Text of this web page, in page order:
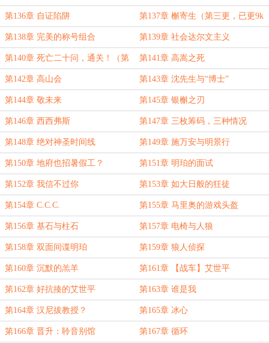
第136章 自证陷阱 第137章 槲寄生（第三更，已更9k
字）
第138章 完美的称号组合 第139章 社会达尔文主义
第140章 死亡二十问，通关！（第
三更，万字更新！）
第141章 高嵩之死
第142章 高山会 第143章 沈先生与“博士”
第144章 敬未来 第145章 银槲之刃
第146章 西西弗斯 第147章 三枚筹码，三种情况
第148章 绝对神圣时间线 第149章 施万安与明景行
第150章 地府也招暑假工？ 第151章 明珀的面试
第152章 我信不过你 第153章 如大日般的狂徒
第154章 C.C.C. 第155章 马里奥的游戏头盔
第156章 基石与柱石 第157章 电椅与人狼
第158章 双面间谍明珀 第159章 狼人侦探
第160章 沉默的羔羊 第161章 【战车】艾世平
第162章 好抗揍的艾世平 第163章 谁是我
第164章 汉尼拔教授？ 第165章 冰心
第166章 晋升：聆音别馆 第167章 循环